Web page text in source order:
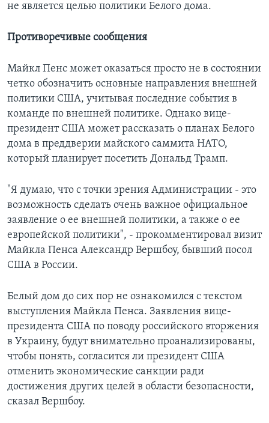
не является целью политики Белого дома.
Противоречивые сообщения
Майкл Пенс может оказаться просто не в состоянии
четко обозначить основные направления внешней
политики США, учитывая последние события в
команде по внешней политике. Однако вице-
президент США может рассказать о планах Белого
дома в преддверии майского саммита НАТО,
который планирует посетить Дональд Трамп.
"Я думаю, что с точки зрения Администрации - это
возможность сделать очень важное официальное
заявление о ее внешней политики, а также о ее
европейской политики", - прокомментировал визит
Майкла Пенса Александр Вершбоу, бывший посол
США в России.
Белый дом до сих пор не ознакомился с текстом
выступления Майкла Пенса. Заявления вице-
президента США по поводу российского вторжения
в Украину, будут внимательно проанализированы,
чтобы понять, согласится ли президент США
отменить экономические санкции ради
достижения других целей в области безопасности,
сказал Вершбоу.